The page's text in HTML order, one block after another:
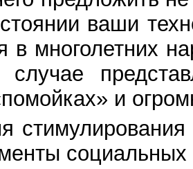
ваши
в многолетних
и
социальных